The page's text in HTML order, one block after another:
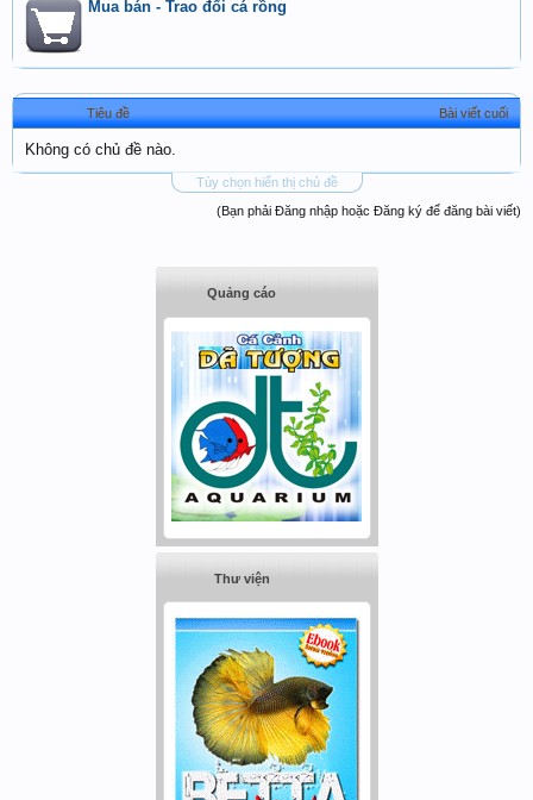
Mua bán - Trao đổi cá rồng
Tiêu đề Bài viết cuối
Không có chủ đề nào.
Tùy chọn hiển thị chủ đề
(Bạn phải Đăng nhập hoặc Đăng ký để đăng bài viết)
Quảng cáo
Thư viện